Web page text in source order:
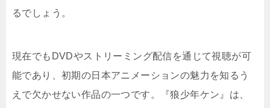
るでしょう。
現在でもDVDやストリーミング配信を通じて視聴が可
能であり、初期の日本アニメーションの魅力を知るう
えで欠かせない作品の一つです。『狼少年ケン』は、